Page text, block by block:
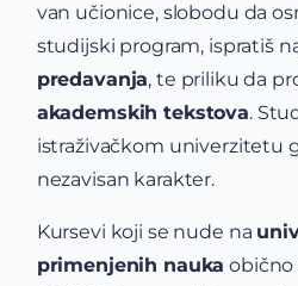
van učionice, slobodu da
studijski program, ispratiš
predavanja, te priliku da
akademskih tekstova.
istraživačkom univerzitetu
nezavisan karakter.
Kursevi koji se nude na
primenjenih nauka obično